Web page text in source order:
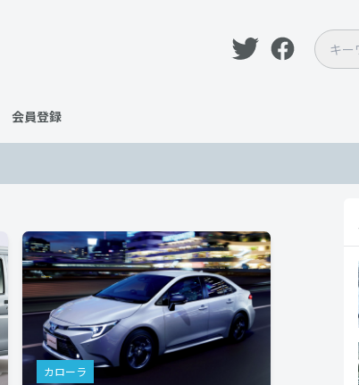
会員登録
カローラ